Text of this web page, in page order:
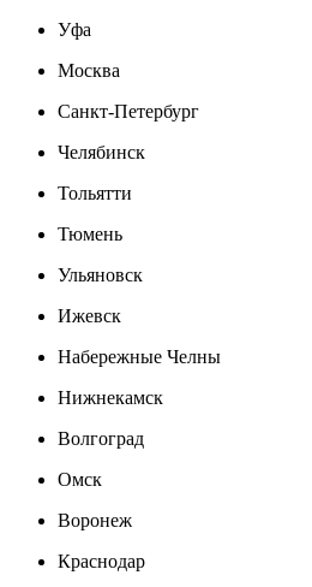
Уфа
Москва
Санкт-Петербург
Челябинск
Тольятти
Тюмень
Ульяновск
Ижевск
Набережные Челны
Нижнекамск
Волгоград
Омск
Воронеж
Краснодар